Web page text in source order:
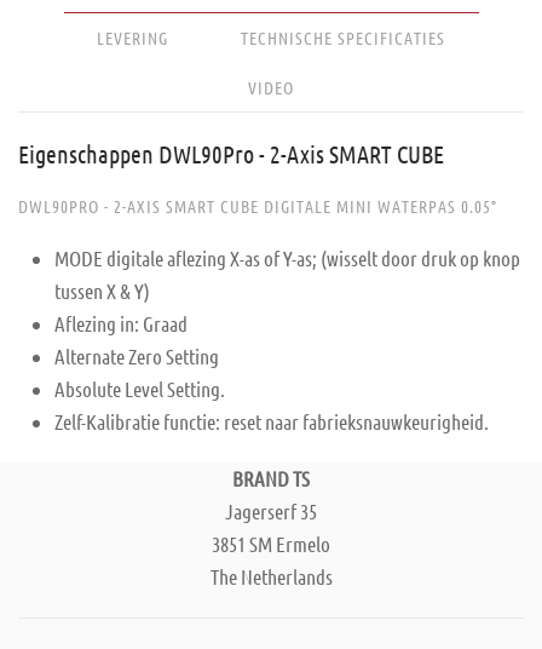
LEVERING TECHNISCHE SPECIFICATIES
VIDEO
Eigenschappen DWL90Pro - 2-Axis SMART CUBE
DWL90PRO - 2-AXIS SMART CUBE DIGITALE MINI WATERPAS 0.05°
MODE digitale aflezing X-as of Y-as; (wisselt door druk op knop
tussen X & Y)
Aflezing in: Graad
Alternate Zero Setting
Absolute Level Setting.
Zelf-Kalibratie functie: reset naar fabrieksnauwkeurigheid.
BRAND TS
Jagerserf 35
3851 SM Ermelo
The Netherlands